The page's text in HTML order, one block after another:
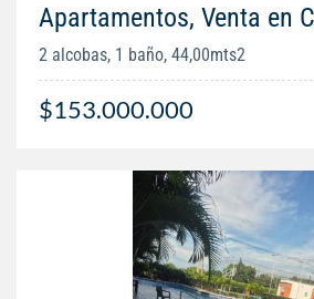
Apartamentos, Venta en
2 alcobas, 1 baño, 44,00mts2
$153.000.000